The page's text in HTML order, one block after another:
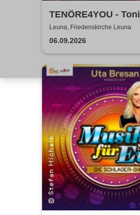
TENÖRE4YOU -
Napoli & Pietro Pato
Leuna, Friedenskirche Leuna
06.09.2026